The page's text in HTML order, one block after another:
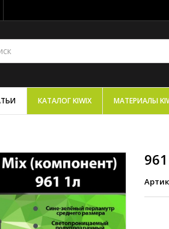
КАТАЛОГ KIWIX МАТЕРИАЛЫ